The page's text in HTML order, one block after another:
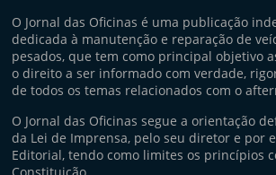
O Jornal das Oficinas é uma publicação
dedicada à manutenção e reparação de
pesados, que tem como principal objetivo
o direito a ser informado com verdade,
de todos os temas relacionados com o
O Jornal das Oficinas segue a orientação
da Lei de Imprensa, pelo seu diretor e por
Editorial, tendo como limites os princípios